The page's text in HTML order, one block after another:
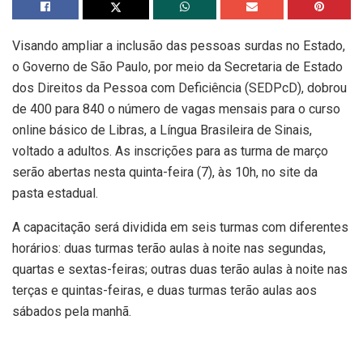
Visando ampliar a inclusão das pessoas surdas no Estado,
o Governo de São Paulo, por meio da Secretaria de Estado
dos Direitos da Pessoa com Deficiência (SEDPcD), dobrou
de 400 para 840 o número de vagas mensais para o curso
online básico de Libras, a Língua Brasileira de Sinais,
voltado a adultos. As inscrições para as turma de março
serão abertas nesta quinta-feira (7), às 10h, no site da
pasta estadual.
A capacitação será dividida em seis turmas com diferentes
horários: duas turmas terão aulas à noite nas segundas,
quartas e sextas-feiras; outras duas terão aulas à noite nas
terças e quintas-feiras, e duas turmas terão aulas aos
sábados pela manhã.